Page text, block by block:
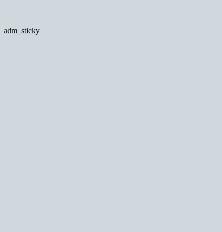
adm_sticky